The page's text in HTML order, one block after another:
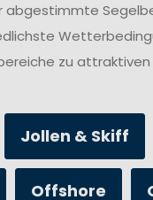
abgestimmte
zu attraktiven
Jollen & Skiff
Offshore